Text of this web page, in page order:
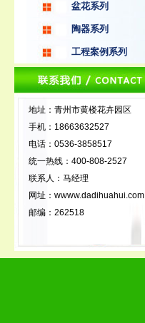
盆花系列
陶器系列
工程案例系列
地址：青州市黄楼花卉园区
手机：18663632527
电话：0536-3858517
统一热线：400-808-2527
联系人：马经理
网址：wwww.dadihuahui.com
邮编：262518